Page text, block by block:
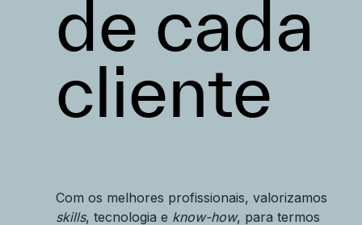
de cada
cliente
Com os melhores profissionais, valorizamos
skills, tecnologia e know-how, para termos